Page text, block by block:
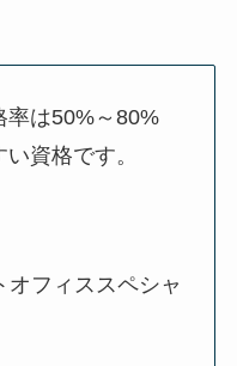
率は50%～80%
資格です。
オフィススペシャ